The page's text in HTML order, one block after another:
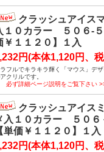
クラッシュアイス
１０カラー ５０６-
￥１１２０】１入
円(本体1,120円、
フルでキラキラ輝く「マウス」デ
クリルです。
ず詳細ページ説明をご覧下さい
クラッシュアイス
入１０カラー ５０６
単価￥１１２０】１
円(本体1,120円、